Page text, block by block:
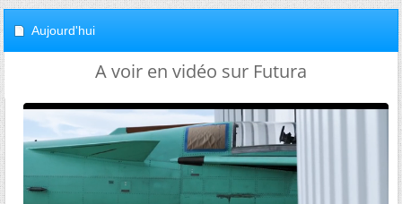
Aujourd'hui
A voir en vidéo sur Futura